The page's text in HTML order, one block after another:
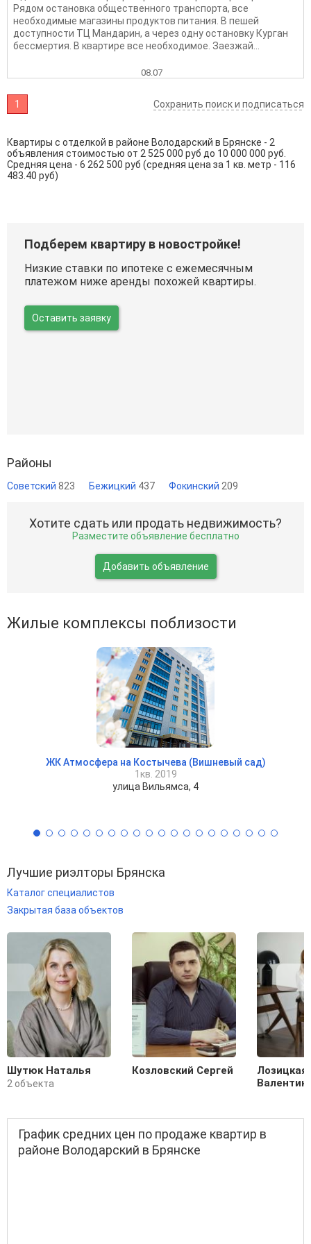
Рядом остановка общественного транспорта, все
необходимые магазины продуктов питания. В пешей
доступности ТЦ Мандарин, а через одну остановку Курган
бессмертия. В квартире все необходимое. Заезжай...
08.07
1 Сохранить поиск и подписаться
Квартиры с отделкой в районе Володарский в Брянске - 2
объявления стоимостью от 2 525 000 руб до 10 000 000 руб.
Средняя цена - 6 262 500 руб (средняя цена за 1 кв. метр - 116
483.40 руб)
Подберем квартиру в новостройке!
Низкие ставки по ипотеке с ежемесячным
платежом ниже аренды похожей квартиры.
Оставить заявку
Районы
Советский 823 Бежицкий 437 Фокинский 209
Хотите сдать или продать недвижимость?
Разместите объявление бесплатно
Добавить объявление
Жилые комплексы поблизости
ЖК Атмосфера на Костычева (Вишневый сад)
1кв. 2019
улица Вильямса, 4
Лучшие риэлторы Брянска
Каталог специалистов
Закрытая база объектов
Шутюк Наталья
2 объекта
Козловский Сергей
Лозицкая
График средних цен по продаже квартир в
районе Володарский в Брянске